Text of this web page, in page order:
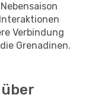
Verbindung
Grenadinen.